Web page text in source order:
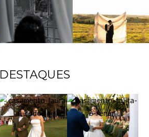
DESTAQUES